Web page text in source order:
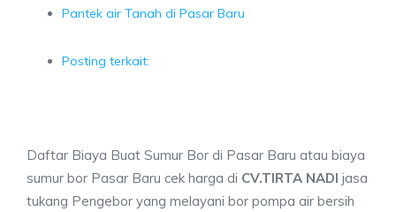
Pantek air Tanah di Pasar Baru
Posting terkait:
Daftar Biaya Buat Sumur Bor di Pasar Baru atau biaya
sumur bor Pasar Baru cek harga di CV.TIRTA NADI jasa
tukang Pengebor yang melayani bor pompa air bersih